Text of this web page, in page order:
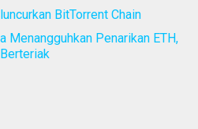
BitTorrent Chain
Menangguhkan Penarikan ETH,